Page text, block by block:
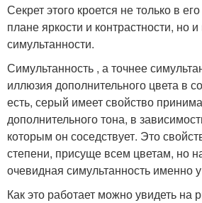
Секрет этого кроется не только в
плане яркости и контрастности, но и
симультанности.
Симультанность , а точнее
иллюзия дополнительного цвета в
есть, серый имеет свойство
дополнительного тона, в
которым он соседствует. Это
степени, присуще всем цветам, но
очевидная симультанность именно
Как это работает можно увидеть на